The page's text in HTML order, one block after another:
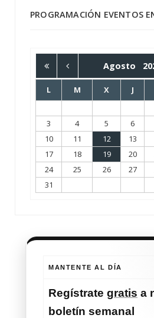
PROGRAMACIÓN EVENTOS
Agosto
L M X J
3
4 5 6
10
11 12 13
17
18 19 20
24
25 26 27
31
MANTENTE AL DÍA
Regístrate gratis a
boletín semanal